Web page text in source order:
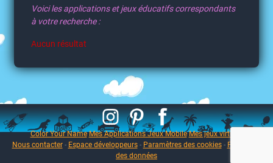
Voici les applications et jeux éducatifs correspondants
à votre recherche :
Aucun résultat
Color Your Name Mes Applications Jeux Mobile Mes jeux virtuels
Nous contacter- Espace développeurs- Paramètres des cookies- Protection
des données